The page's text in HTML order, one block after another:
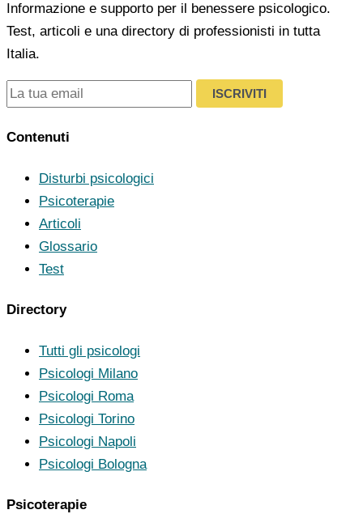
Informazione e supporto per il benessere psicologico.
Test, articoli e una directory di professionisti in tutta
Italia.
ISCRIVITI
Contenuti
Disturbi psicologici
Psicoterapie
Articoli
Glossario
Test
Directory
Tutti gli psicologi
Psicologi Milano
Psicologi Roma
Psicologi Torino
Psicologi Napoli
Psicologi Bologna
Psicoterapie